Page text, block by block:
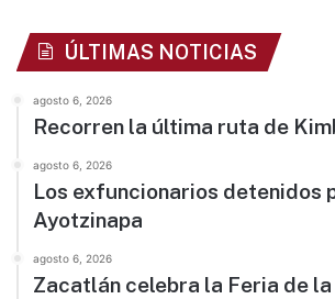
ÚLTIMAS NOTICIAS
agosto 6, 2026
Recorren la última ruta de
agosto 6, 2026
Los exfuncionarios detenidos
Ayotzinapa
agosto 6, 2026
Zacatlán celebra la Feria de la